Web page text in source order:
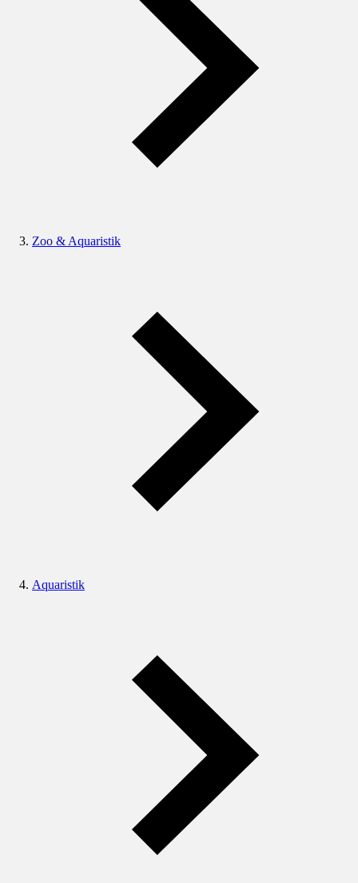
Zoo & Aquaristik
Aquaristik